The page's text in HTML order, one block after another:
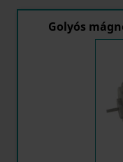
Golyós